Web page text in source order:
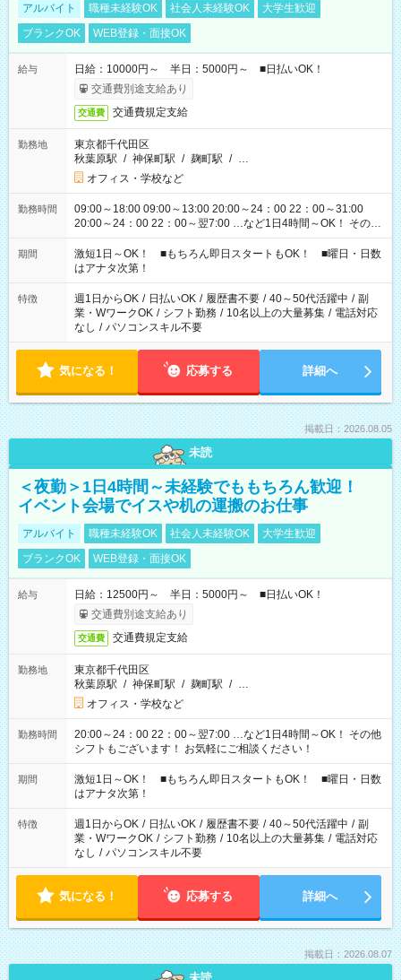
アルバイト 職種未経験OK 社会人未経験OK
大学生歓迎
ブランクOK
WEB登録・面接OK
給与
日給：10000円～ 半日：5000円～ ■日払いOK！
交通費別途支給あり
交通費 交通費規定支給
勤務地
東京都千代田区
秋葉原駅 / 神保町駅 / 麹町駅 / …
オフィス・学校など
勤務時間
09:00～18:00 09:00～13:00 20:00～24：00 22：00～31:00
20:00～24：00 22：00～翌7:00 …など1日4時間～OK！ その他
シフトもございます！ お気軽にご相談ください！
期間
激短1日～OK！ ■もちろん即日スタートもOK！ ■曜日・日数
はアナタ次第！
特徴 週1日からOK / 日払いOK / 履歴書不要 / 40～50代活躍中 / 副
業・WワークOK / シフト勤務 / 10名以上の大量募集 / 電話対応
なし / パソコンスキル不要
気になる！ 応募する 詳細へ
掲載日：2026.08.05
未読
＜夜勤＞1日4時間～未経験でももちろん歓迎！
イベント会場でイスや机の運搬のお仕事
アルバイト 職種未経験OK 社会人未経験OK
大学生歓迎
ブランクOK
WEB登録・面接OK
給与
日給：12500円～ 半日：5000円～ ■日払いOK！
交通費別途支給あり
交通費 交通費規定支給
勤務地
東京都千代田区
秋葉原駅 / 神保町駅 / 麹町駅 / …
オフィス・学校など
勤務時間
20:00～24：00 22：00～翌7:00 …など1日4時間～OK！ その他
シフトもございます！ お気軽にご相談ください！
期間
激短1日～OK！ ■もちろん即日スタートもOK！ ■曜日・日数
はアナタ次第！
特徴 週1日からOK / 日払いOK / 履歴書不要 / 40～50代活躍中 / 副
業・WワークOK / シフト勤務 / 10名以上の大量募集 / 電話対応
なし / パソコンスキル不要
気になる！ 応募する 詳細へ
掲載日：2026.08.07